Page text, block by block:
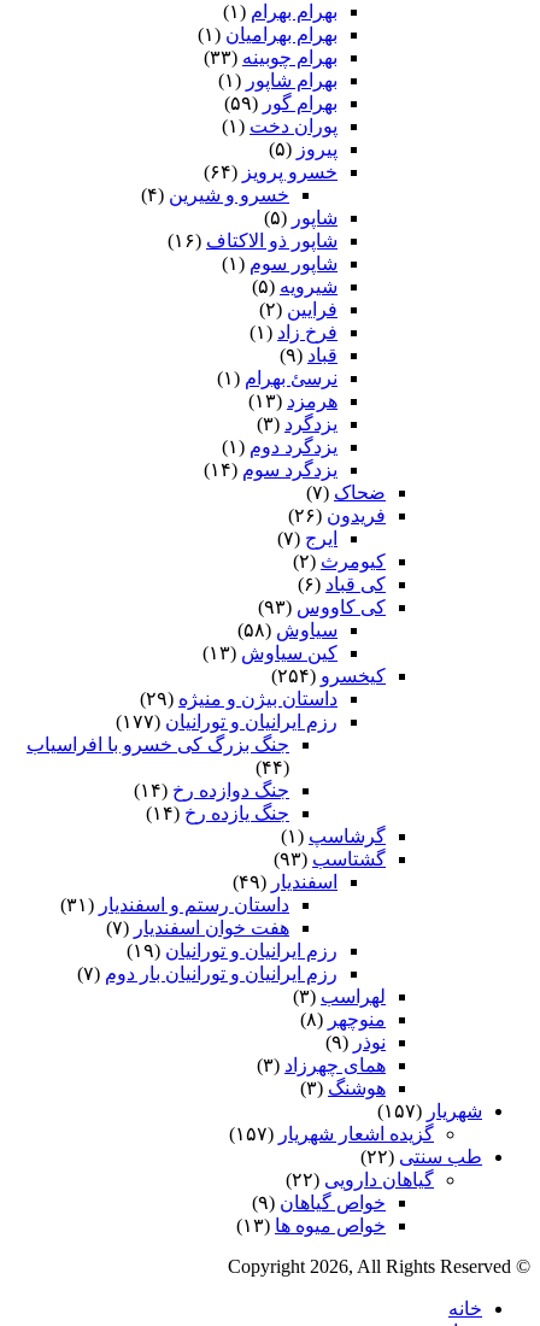
بهرام بهرام (۱)
بهرام بهرامیان‏ (۱)
بهرام چوبینه (۳۳)
بهرام شاپور (۱)
بهرام گور (۵۹)
پوران دخت (۱)
پیروز (۵)
خسرو پرویز (۶۴)
خسرو و شیرین (۴)
شاپور (۵)
شاپور ذو الاکتاف (۱۶)
شاپور سوم‏ (۱)
شیرویه (۵)
فرایین (۲)
فرخ زاد (۱)
قباد (۹)
نرسئ بهرام‏ (۱)
هرمزد (۱۳)
یزدگرد (۳)
یزدگرد دوم (۱)
یزدگرد سوم (۱۴)
ضحاک (۷)
فریدون (۲۶)
ایرج (۷)
کیومرث (۲)
کی قباد (۶)
کی کاووس (۹۳)
سیاوش (۵۸)
کین سیاوش (۱۳)
کیخسرو (۲۵۴)
داستان بیژن و منیژه (۲۹)
رزم ایرانیان و تورانیان (۱۷۷)
جنگ بزرگ کی خسرو با افراسیاب
(۴۴)
جنگ دوازده رخ (۱۴)
جنگ یازده رخ (۱۴)
گرشاسپ (۱)
گشتاسب (۹۳)
اسفندیار (۴۹)
داستان رستم و اسفندیار (۳۱)
هفت خوان اسفندیار (۷)
رزم ایرانیان و تورانیان (۱۹)
رزم ایرانیان و تورانیان بار دوم (۷)
لهراسب (۳)
منوچهر (۸)
نوذر (۹)
هماى چهرزاد (۳)
هوشنگ (۳)
شهریار (۱۵۷)
گزیده اشعار شهریار (۱۵۷)
طب سنتی (۲۲)
گیاهان دارویی (۲۲)
خواص گیاهان (۹)
خواص میوه ها (۱۳)
© Copyright 2026, All Rights Reserved
خانه